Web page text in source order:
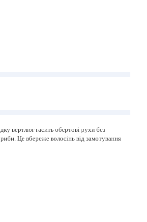
вертлюг гасить обертові рухи без
Це вбереже волосінь від замотування